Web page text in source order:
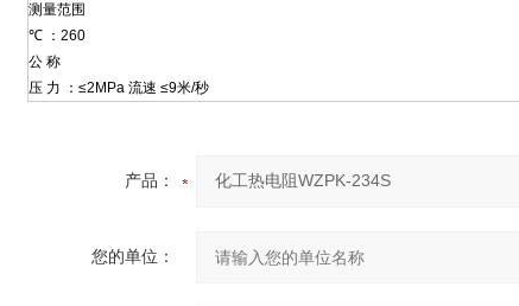
测量范围
℃ ：260
公 称
压 力 ：≤2MPa 流速 ≤9米/秒
产品：
您的单位：